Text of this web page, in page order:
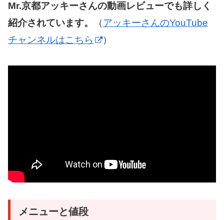
Mr.京都アッキーさんの動画レビューでも詳しく
紹介されています。
（ アッキーさんのYouTube
チャンネルはこちら
）
メニューと値段